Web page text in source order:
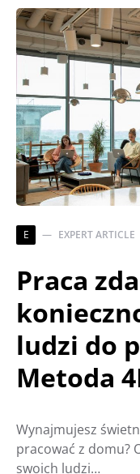
E EXPERT ARTICLE
Praca
ludzi do
Metoda
Wynajmujesz
pracować z domu?
swoich ludzi…